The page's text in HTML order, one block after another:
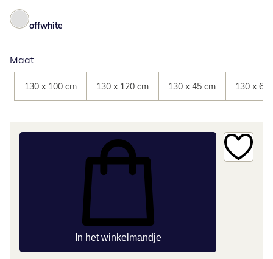
offwhite
Maat
130 x 100 cm 130 x 120 cm 130 x 45 cm 130 x 60
In het winkelmandje